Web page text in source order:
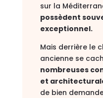
sur la
possèdent
exceptionnel.
Mais derrière le
ancienne se
nombreuses
et
de bien